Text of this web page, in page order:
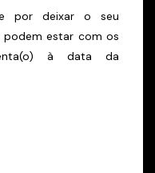
por deixar o seu
podem estar com os
à data da